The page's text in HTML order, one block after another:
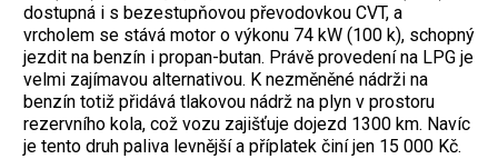
dostupná i s bezestupňovou převodovkou CVT, a
vrcholem se stává motor o výkonu 74 kW (100 k), schopný
jezdit na benzín i propan-butan. Právě provedení na LPG je
velmi zajímavou alternativou. K nezměněné nádrži na
benzín totiž přidává tlakovou nádrž na plyn v prostoru
rezervního kola, což vozu zajišťuje dojezd 1300 km. Navíc
je tento druh paliva levnější a příplatek činí jen 15 000 Kč.